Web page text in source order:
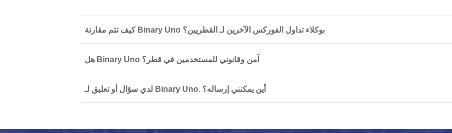
كيف تتم مقارنة Binary Uno بوكلاء تداول الفوركس الآخرين لـ القطريين؟
هل Binary Uno آمن وقانوني للمستخدمين في قطر؟
لدي سؤال أو تعليق لـ Binary Uno. أين يمكنني إرساله؟